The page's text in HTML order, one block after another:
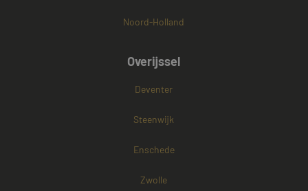
Noord-Holland
Overijssel
Deventer
Steenwijk
Enschede
Zwolle